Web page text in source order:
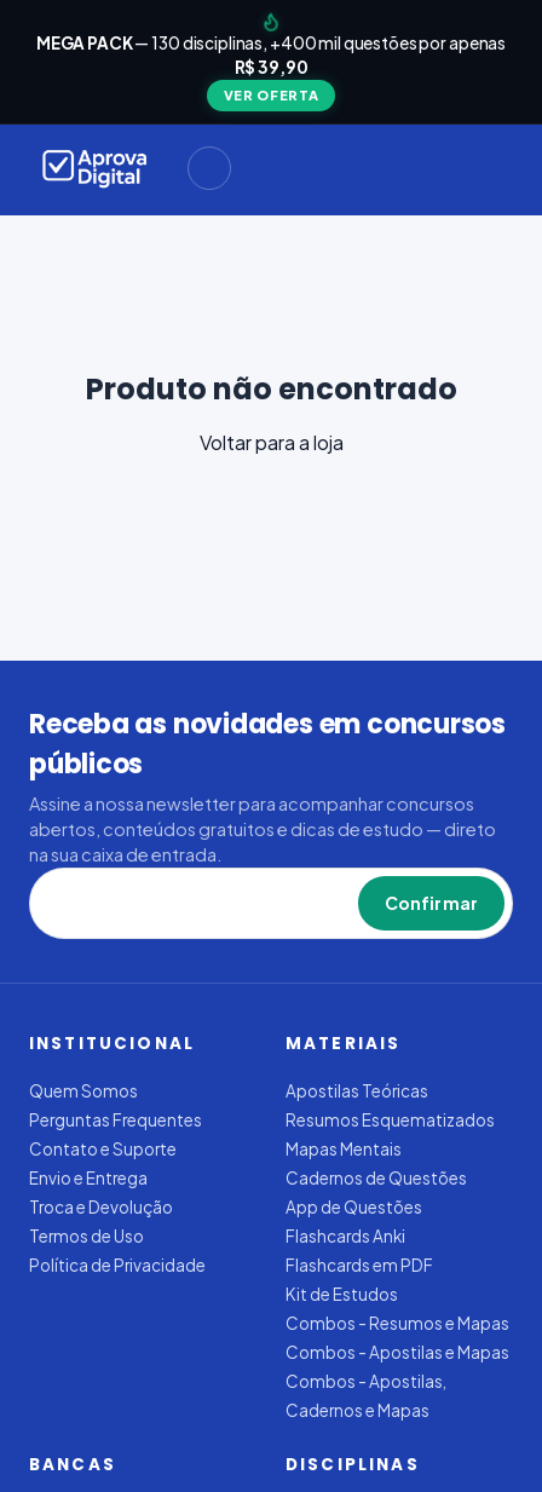
MEGA PACK— 130 disciplinas, +400 mil questões por apenas
R$ 39,90
VER OFERTA
Produto não encontrado
Voltar para a loja
Receba as novidades em concursos
públicos
Assine a nossa newsletter para acompanhar concursos
abertos, conteúdos gratuitos e dicas de estudo — direto
na sua caixa de entrada.
Confirmar
INSTITUCIONAL
Quem Somos
Perguntas Frequentes
Contato e Suporte
Envio e Entrega
Troca e Devolução
Termos de Uso
Política de Privacidade
MATERIAIS
Apostilas Teóricas
Resumos Esquematizados
Mapas Mentais
Cadernos de Questões
App de Questões
Flashcards Anki
Flashcards em PDF
Kit de Estudos
Combos - Resumos e Mapas
Combos - Apostilas e Mapas
Combos - Apostilas,
Cadernos e Mapas
BANCAS DISCIPLINAS
Seu
loja e